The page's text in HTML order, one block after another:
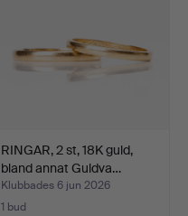
RINGAR, 2 st, 18K guld,
bland annat Guldva…
Klubbades 6 jun 2026
1 bud